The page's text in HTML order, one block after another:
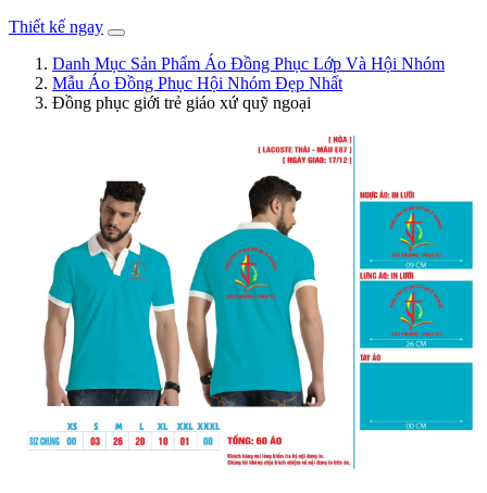
Thiết kế ngay
Danh Mục Sản Phẩm Áo Đồng Phục Lớp Và Hội Nhóm
Mẫu Áo Đồng Phục Hội Nhóm Đẹp Nhất
Đồng phục giới trẻ giáo xứ quỹ ngoại